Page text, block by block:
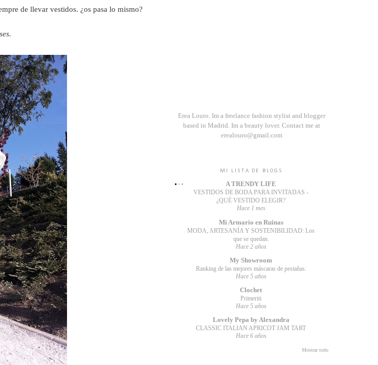
de llevar vestidos. ¿os pasa lo mismo?
Erea Louro. Im a freelance fashion stylist and blogger
based in Madrid. Im a beauty lover. Contact me at
erealouro@gmail.com
MI LISTA DE BLOGS
A TRENDY LIFE
VESTIDOS DE BODA PARA INVITADAS -
¿QUÉ VESTIDO ELEGIR?
Hace 1 mes
Mi Armario en Ruinas
MODA, ARTESANÍA Y SOSTENIBILIDAD: Los
que se quedan.
Hace 2 años
My Showroom
Ranking de las mejores máscaras de pestañas.
Hace 5 años
Clochet
Primeriti
Hace 5 años
Lovely Pepa by Alexandra
CLASSIC ITALIAN APRICOT JAM TART
Hace 6 años
Mostrar todo